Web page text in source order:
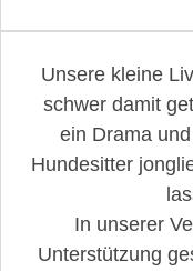
Unsere kleine
schwer damit
ein Drama
Hundesitter
In unserer
Unterstützung